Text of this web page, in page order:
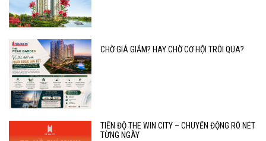
CHỜ GIÁ GIẢM? HAY CHỜ CƠ HỘI TRÔI QUA?
TIẾN ĐỘ THE WIN CITY – CHUYỂN ĐỘNG RÕ NÉT
TỪNG NGÀY